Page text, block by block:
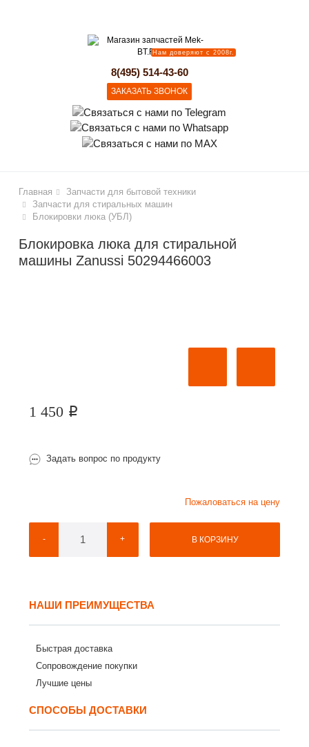
Нам доверяют с 2008г.
8(495) 514-43-60
ЗАКАЗАТЬ ЗВОНОК
Главная
Запчасти для бытовой техники
Запчасти для стиральных машин
Блокировки люка (УБЛ)
Блокировка люка для стиральной
машины Zanussi 50294466003
1 450 p
Задать вопрос по продукту
Пожаловаться на цену
- + В КОРЗИНУ
НАШИ ПРЕИМУЩЕСТВА
Быстрая доставка
Сопровождение покупки
Лучшие цены
СПОСОБЫ ДОСТАВКИ